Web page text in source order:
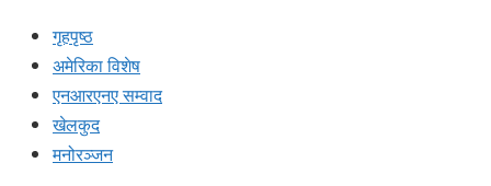
गृहपृष्ठ
अमेरिका विशेष
एनआरएनए सम्वाद
खेलकुद
मनोरञ्जन